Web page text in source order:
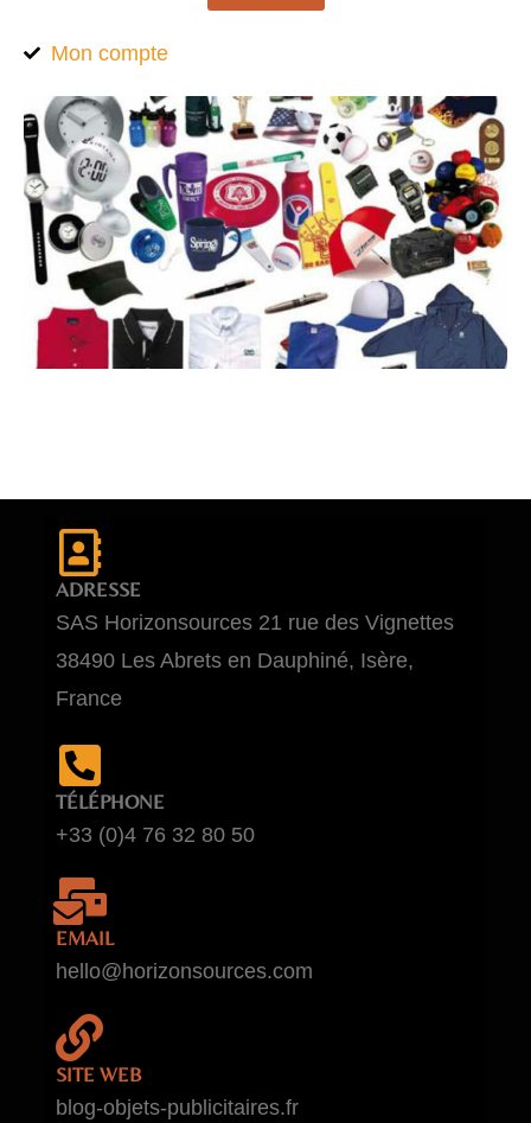
Mon compte
ADRESSE
SAS Horizonsources 21 rue des Vignettes
38490 Les Abrets en Dauphiné, Isère,
France
TÉLÉPHONE
+33 (0)4 76 32 80 50
EMAIL
hello@horizonsources.com
SITE WEB
blog-objets-publicitaires.fr